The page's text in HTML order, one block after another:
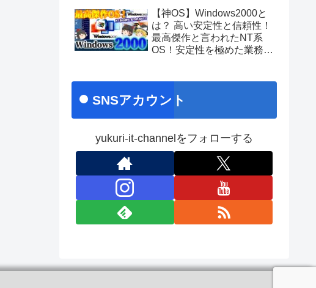
あのちゃんライブ
【神OS】Windows2000と
は？ 高い安定性と信頼性！
最高傑作と言われたNT系
OS！安定性を極めた業務向
SNSアカウント
yukuri-it-channelをフォローする